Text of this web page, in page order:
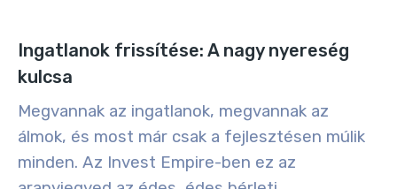
Ingatlanok frissítése: A nagy nyereség
kulcsa
Megvannak az ingatlanok, megvannak az
álmok, és most már csak a fejlesztésen múlik
minden. Az Invest Empire-ben ez az